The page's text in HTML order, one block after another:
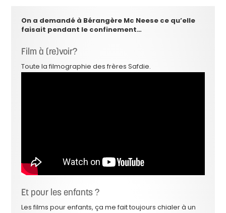
On a demandé à Bérangère Mc Neese ce qu’elle
faisait pendant le confinement…
Film à (re)voir?
Toute la filmographie des frères Safdie.
Et pour les enfants ?
Les films pour enfants, ça me fait toujours chialer à un